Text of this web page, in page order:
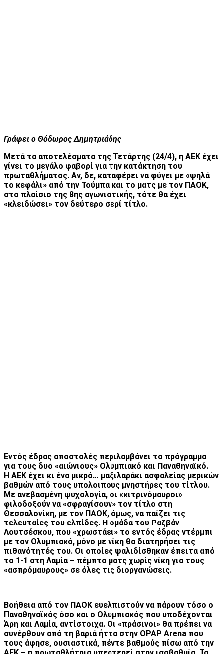
Γράφει ο Θόδωρος Δημητριάδης
Μετά τα αποτελέσματα της Τετάρτης (24/4), η ΑΕΚ έχει
γίνει το μεγάλο φαβορί για την κατάκτηση του
πρωταθλήματος. Αν, δε, καταφέρει να φύγει με «ψηλά
το κεφάλι» από την Τούμπα και το ματς με τον ΠΑΟΚ,
στο πλαίσιο της 8ης αγωνιστικής, τότε θα έχει
«κλειδώσει» τον δεύτερο σερί τίτλο.
Εντός έδρας αποστολές περιλαμβάνει το πρόγραμμα
για τους δυο «αιώνιους» Ολυμπιακό και Παναθηναϊκό.
Η ΑΕΚ έχει κι ένα μικρό… μαξιλαράκι ασφαλείας μερικών
βαθμών από τους υπολοιπους μνηστήρες του τίτλου.
Με ανεβασμένη ψυχολογία, οι «κιτρινόμαυροι»
φιλοδοξούν να «σφραγίσουν» τον τίτλο στη
Θεσσαλονίκη, με τον ΠΑΟΚ, όμως, να παίζει τις
τελευταίες του ελπίδες. Η ομάδα του Ραζβάν
Λουτσέσκου, που «χρωστάει» το εντός έδρας ντέρμπι
με τον Ολυμπιακό, μόνο με νίκη θα διατηρήσει τις
πιθανότητές του. Οι οποίες ψαλιδίσθηκαν έπειτα από
το 1-1 στη Λαμία – πέμπτο ματς χωρίς νίκη για τους
«ασπρόμαυρους» σε όλες τις διοργανώσεις.
Βοήθεια από τον ΠΑΟΚ ευελπιστούν να πάρουν τόσο ο
Παναθηναϊκός όσο και ο Ολυμπιακός που υποδέχονται
Άρη και Λαμία, αντίστοιχα. Οι «πράσινοι» θα πρέπει να
συνέρθουν από τη βαριά ήττα στην OPAP Arena που
τους άφησε, ουσιαστικά, πέντε βαθμούς πίσω από την